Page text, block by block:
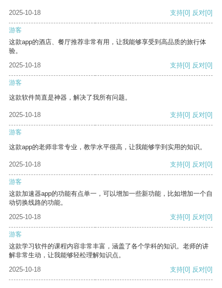
2025-10-18 支持[0] 反对[0]
游客
这款app的酒店、餐厅推荐非常有用，让我能够享受到高品质的旅行体
验。
2025-10-18
支持[0] 反对[0]
游客
这款软件简直是神器，解决了我所有问题。
2025-10-18 支持[0] 反对[0]
游客
这款app的老师非常专业，教学水平很高，让我能够学到实用的知识。
2025-10-18 支持[0] 反对[0]
游客
这款加速器app的功能有点单一，可以增加一些新功能，比如增加一个自
动切换线路的功能。
2025-10-18
支持[0] 反对[0]
游客
这款学习软件的课程内容非常丰富，涵盖了各个学科的知识。老师的讲
解非常生动，让我能够轻松理解知识点。
2025-10-18
支持[0] 反对[0]